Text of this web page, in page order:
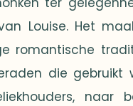
Louise. Het
romantische
die gebruikt
naar